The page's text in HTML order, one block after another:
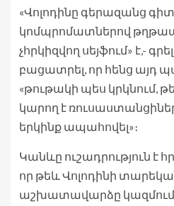
«Վոլոդինը գերազանց
կոմպրոմատներով
չհրկիզվող սեյֆում» է,-
բացատրել, որ հենց այդ
«թութակի պես կրկնում,
կարող է
երկինք ապահովել»։
Կանևը ուշադրություն է
որ թեև Վոլոդինի
աշխատավարձը կազմում